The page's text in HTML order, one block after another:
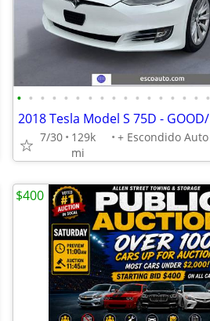
• • • • • • • • • • • • • • • • •
7/30
129k
mi
$400